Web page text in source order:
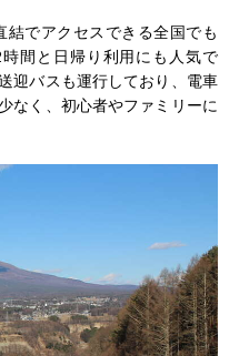
結でアクセスできる全国でも
間と日帰り利用にも人気で
迎バスも運行しており、電車
なく、初心者やファミリーに